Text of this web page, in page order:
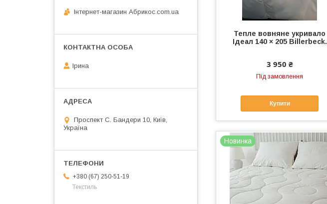
Тепле вовняне укривало
Ідеал 140 × 205 Billerbeck.
3 950 ₴
Під замовлення
Купити
Новинка
Інтернет-магазин Абрикос.com.ua
Ірина
Проспект С. Бандери 10, Київ,
Україна
+380 (67) 250-51-19
Текстиль